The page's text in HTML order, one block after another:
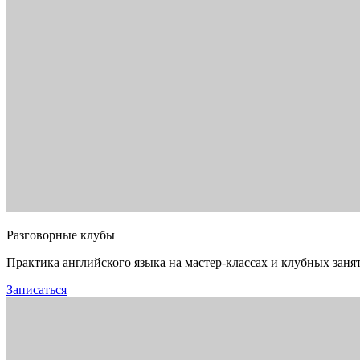
Разговорные клубы
Практика английского языка на мастер-классах и клубных
Записаться